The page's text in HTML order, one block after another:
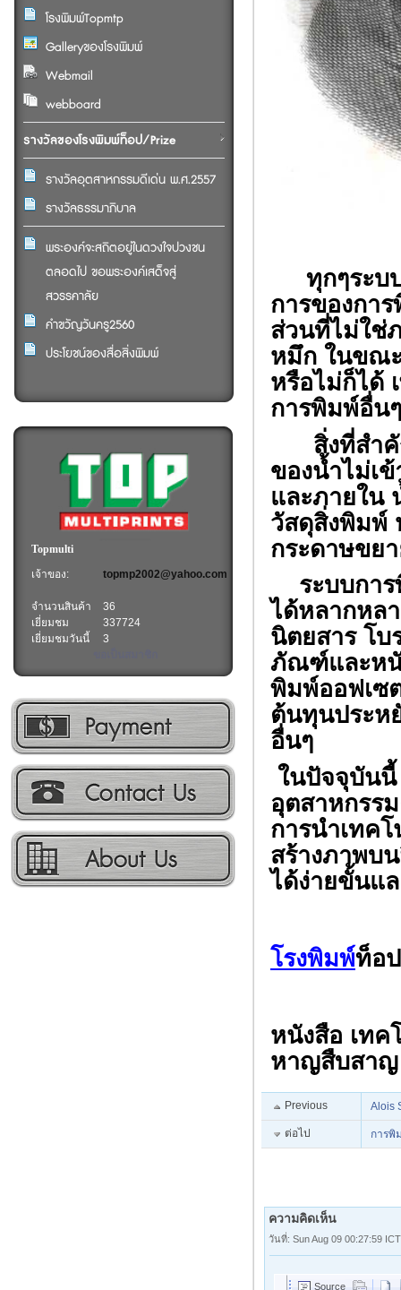
โรงพิมพ์Topmtp
Galleryของโรงพิมพ์
Webmail
webboard
รางวัลของโรงพิมพ์ท็อป/Prize
รางวัลอุตสาหกรรมดีเด่น พ.ศ.2557
รางวัลธรรมาภิบาล
พระองค์จะสถิตอยู่ในดวงใจปวงชน
ตลอดไป ขอพระองค์เสด็จสู่
สวรรคาลัย
คำขวัญวันครู2560
ประโยชน์ของสื่อสิ่งพิมพ์
Topmulti
เจ้าของ:
topmp2002@yahoo.com
จำนวนสินค้า
36
เยี่ยมชม
337724
เยี่ยมชมวันนี้
3
ทุกๆระบบ
การของกา
ส่วนที่ไม่ใช่
หมึก ในขณ
หรือไม่ก็ได้
การพิมพ์อื่น
สิ่งที่สำคัญ
ของน้ำไม่เ
และภายใน
วัสดุสิ่งพิมพ์
กระดาษขย
ระบบการ
ได้หลากหล
นิตยสาร โบ
ภัณฑ์และหนั
พิมพ์ออฟเซ
ต้นทุนประห
อื่นๆ
ในปัจจุบัน
อุตสาหกรร
การนำเทค
สร้างภาพบ
ได้ง่ายขั้นแล
โรงพิมพ์ท็อ
หนังสือ เทค
หาญสืบสาญ
Previous Alois
ต่อไป การพิ
ความคิดเห็น
วันที่: Sun Aug 09 00:27:59